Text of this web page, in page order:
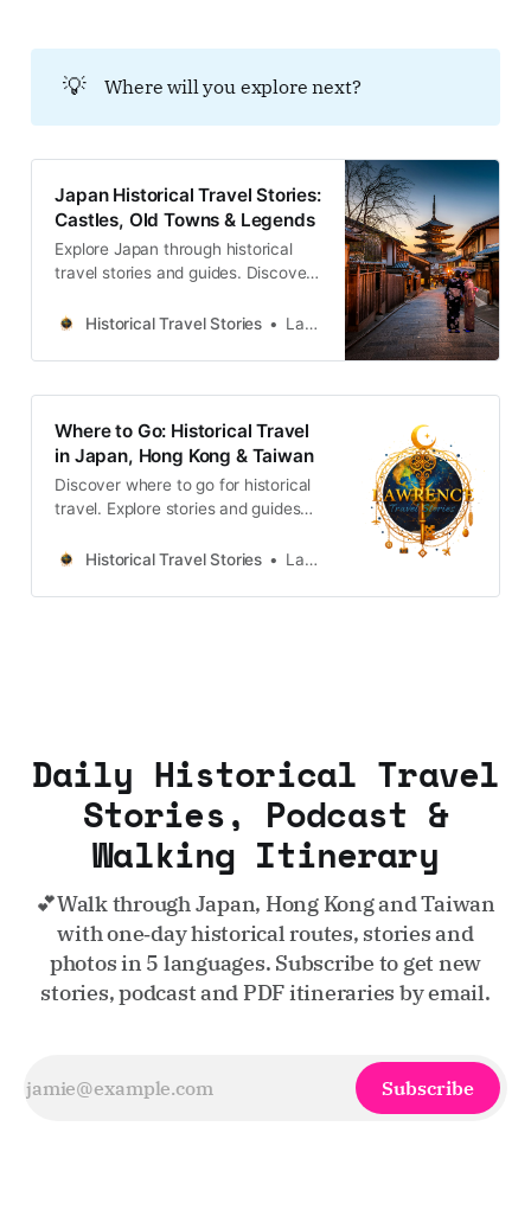
幾重にも積み重ねられてきた現代の
💡 Where will you explore next?
Japan Historical Travel Stories:
Castles, Old Towns & Legends
Explore Japan through historical
travel stories and guides. Discover
legends across the country.
Historical Travel Stories Lawrence
Where to Go: Historical Travel
in Japan, Hong Kong & Taiwan
Discover where to go for historical
travel. Explore stories and guides
Taiwan, more destinations like the
Historical Travel Stories Lawrence
Daily Historical Travel
Stories, Podcast &
Walking Itinerary
💕Walk through Japan, Hong Kong and Taiwan
with one‑day historical routes, stories and
photos in 5 languages. Subscribe to get new
stories, podcast and PDF itineraries by email.
Subscribe